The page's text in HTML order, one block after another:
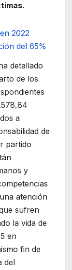
2022
del 65%
detallado
de los
a
de
partido
y
atención
sufren
la vida de
en
fin de
del